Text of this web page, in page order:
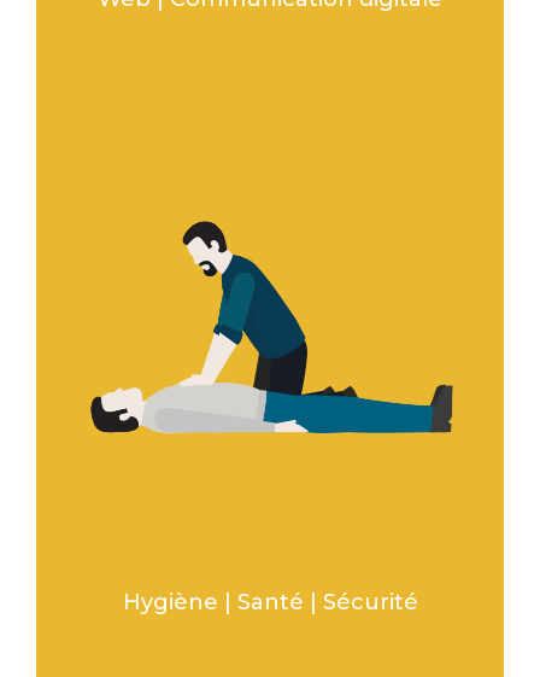
Hygiène | Santé | Sécurité